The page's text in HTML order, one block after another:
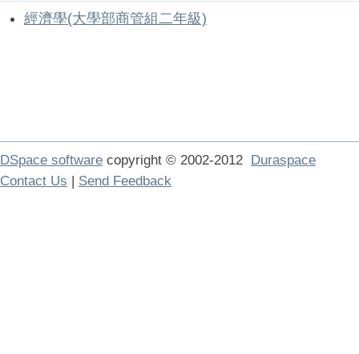
經濟學(大學部商管組二年級)
DSpace software copyright © 2002-2012 Duraspace
Contact Us | Send Feedback